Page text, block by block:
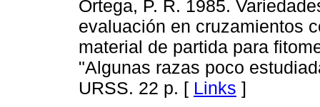
Ortega, P. R. 1985.
evaluación en cruzamientos
material de partida para
"Algunas razas poco
URSS. 22 p. [ Links ]